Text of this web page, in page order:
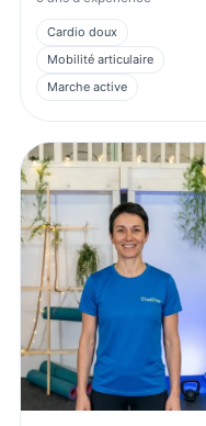
Cardio doux
Mobilité articulaire
Marche active